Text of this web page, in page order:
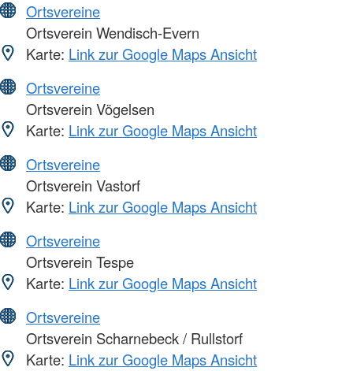
Ortsvereine
Ortsverein Wendisch-Evern
Karte: Link zur Google Maps Ansicht
Ortsvereine
Ortsverein Vögelsen
Karte: Link zur Google Maps Ansicht
Ortsvereine
Ortsverein Vastorf
Karte: Link zur Google Maps Ansicht
Ortsvereine
Ortsverein Tespe
Karte: Link zur Google Maps Ansicht
Ortsvereine
Ortsverein Scharnebeck / Rullstorf
Karte: Link zur Google Maps Ansicht